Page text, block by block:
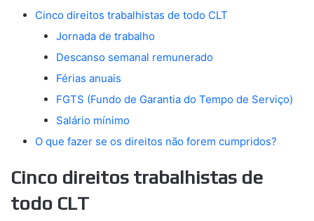
Cinco direitos trabalhistas de todo CLT
Jornada de trabalho
Descanso semanal remunerado
Férias anuais
FGTS (Fundo de Garantia do Tempo de Serviço)
Salário mínimo
O que fazer se os direitos não forem cumpridos?
Cinco direitos trabalhistas de
todo CLT